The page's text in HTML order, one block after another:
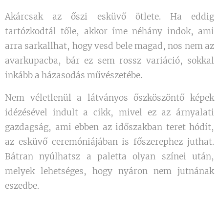
Akárcsak az őszi esküvő ötlete. Ha eddig
tartózkodtál tőle, akkor íme néhány indok, ami
arra sarkallhat, hogy vesd bele magad, nos nem az
avarkupacba, bár ez sem rossz variáció, sokkal
inkább a házasodás művészetébe.
Nem véletlenül a látványos őszköszöntő képek
idézésével indult a cikk, mivel ez az árnyalati
gazdagság, ami ebben az időszakban teret hódít,
az esküvő ceremóniájában is főszerephez juthat.
Bátran nyúlhatsz a paletta olyan színei után,
melyek lehetséges, hogy nyáron nem jutnának
eszedbe.